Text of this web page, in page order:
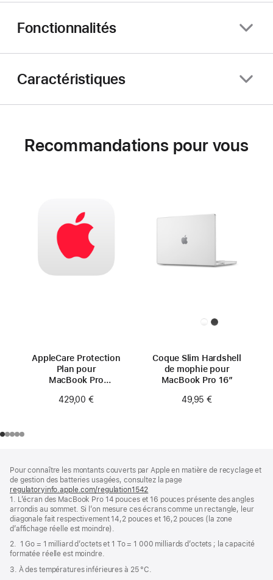
Fonctionnalités
Caractéristiques
Recommandations pour vous
AppleCare Protection
Plan pour
MacBook Pro
(M4 Pro/M4 Max)
429,00 €
Coque Slim Hardshell
de mophie pour
MacBook Pro 16″
49,95 €
de
page
de
bas
de
page
Pour connaître les montants couverts par Apple en matière de recyclage et
de gestion des batteries usagées, consultez la page
regulatoryinfo.apple.com/regulation1542
dans
une
nouvelle
1. L’écran des MacBook Pro 14 pouces et 16 pouces présente des angles
arrondis au sommet. Si l’on mesure ces écrans comme un rectangle, leur
diagonale fait respectivement 14,2 pouces et 16,2 pouces (la zone
d’affichage réelle est moindre).
2. 1 Go = 1 milliard d’octets et 1 To = 1 000 milliards d’octets ; la capacité
formatée réelle est moindre.
3. À des températures inférieures à 25 °C.